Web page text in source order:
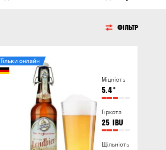
ФІЛЬТР
Міцність
5.4°
Гіркота
25 IBU
Щільність
Тільки онлайн